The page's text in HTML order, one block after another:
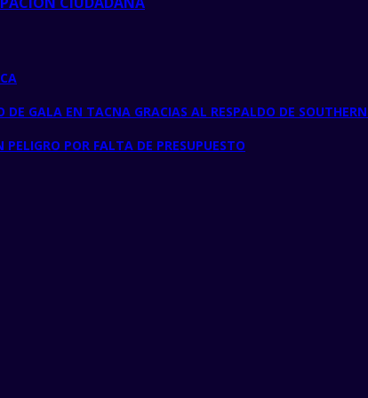
GALA EN TACNA GRACIAS AL RESPALDO DE
POR FALTA DE PRESUPUESTO